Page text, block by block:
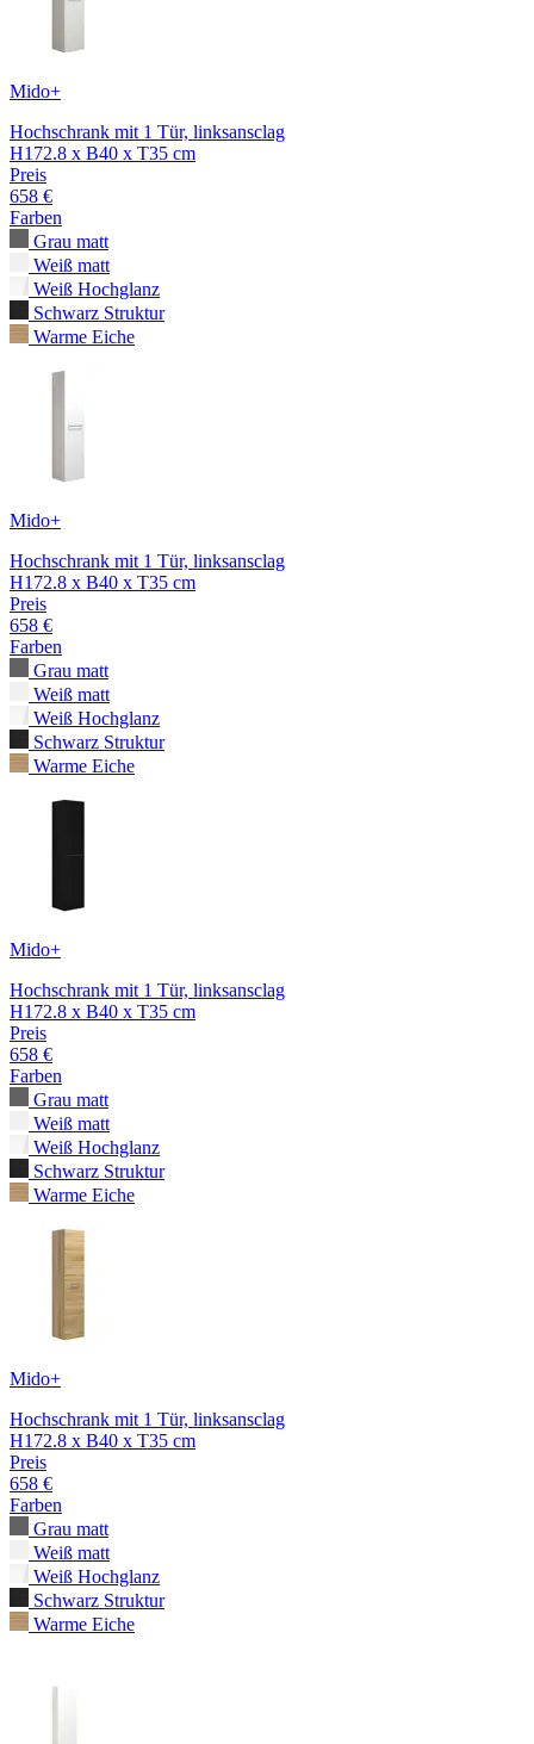
Mido+
Hochschrank mit 1 Tür, linksansclag
H172.8 x B40 x T35 cm
Preis
658 €
Farben
Grau matt
Weiß matt
Weiß Hochglanz
Schwarz Struktur
Warme Eiche
Mido+
Hochschrank mit 1 Tür, linksansclag
H172.8 x B40 x T35 cm
Preis
658 €
Farben
Grau matt
Weiß matt
Weiß Hochglanz
Schwarz Struktur
Warme Eiche
Mido+
Hochschrank mit 1 Tür, linksansclag
H172.8 x B40 x T35 cm
Preis
658 €
Farben
Grau matt
Weiß matt
Weiß Hochglanz
Schwarz Struktur
Warme Eiche
Mido+
Hochschrank mit 1 Tür, linksansclag
H172.8 x B40 x T35 cm
Preis
658 €
Farben
Grau matt
Weiß matt
Weiß Hochglanz
Schwarz Struktur
Warme Eiche